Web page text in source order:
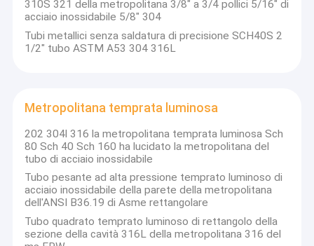
striscia di acciaio inossidabile
strato di acciaio inossidabile
Tondini di acciaio inossidabile
Striscia dell'acciaio legato
Barre dell'acciaio legato
Tubo dell'acciaio legato
310S 321 della metropolitana 3/8" a 3/4 pollici 5/16" di
acciaio inossidabile 5/8" 304
Tubi metallici senza saldatura di precisione SCH40S 2
1/2" tubo ASTM A53 304 316L
Metropolitana temprata luminosa
202 304l 316 la metropolitana temprata luminosa Sch
80 Sch 40 Sch 160 ha lucidato la metropolitana del
tubo di acciaio inossidabile
Tubo pesante ad alta pressione temprato luminoso di
acciaio inossidabile della parete della metropolitana
dell'ANSI B36.19 di Asme rettangolare
Tubo quadrato temprato luminoso di rettangolo della
sezione della cavità 316L della metropolitana 316 del